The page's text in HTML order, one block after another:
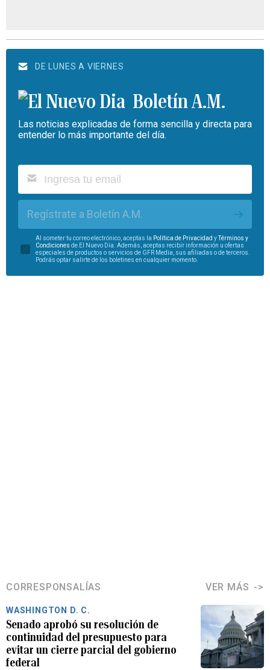
DE LUNES A VIERNES
Boletín A.M.
Las noticias explicadas de forma sencilla y directa para
entender lo más importante del día.
Regístrate a Boletín A.M.
Al someter tu correo electrónico, aceptas la Política de Privacidad yTérminos y
Condiciones de El Nuevo Día. Además, aceptas recibir información u ofertas
especiales de productos o servicios de GFR Media, sus afiliadas o de terceros.
Podrás optar salirte de los boletines en cualquier momento.
CORRESPONSALÍAS VER MÁS
WASHINGTON D. C.
Senado aprobó su resolución de
continuidad del presupuesto para
evitar un cierre parcial del gobierno
federal